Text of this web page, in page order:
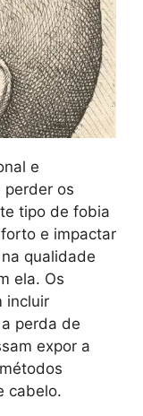
e
perder os
tipo de fobia
e impactar
qualidade
ela. Os
incluir
perda de
expor a
cabelo.